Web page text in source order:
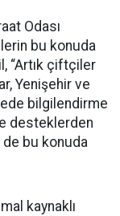
Odası
bu konuda
“Artık çiftçiler
Yenişehir ve
bilgilendirme
desteklerden
de bu konuda
kaynaklı